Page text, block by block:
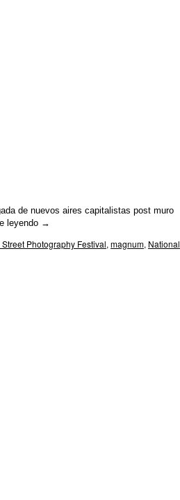
de nuevos aires capitalistas post muro
leyendo →
Photography Festival, magnum, National